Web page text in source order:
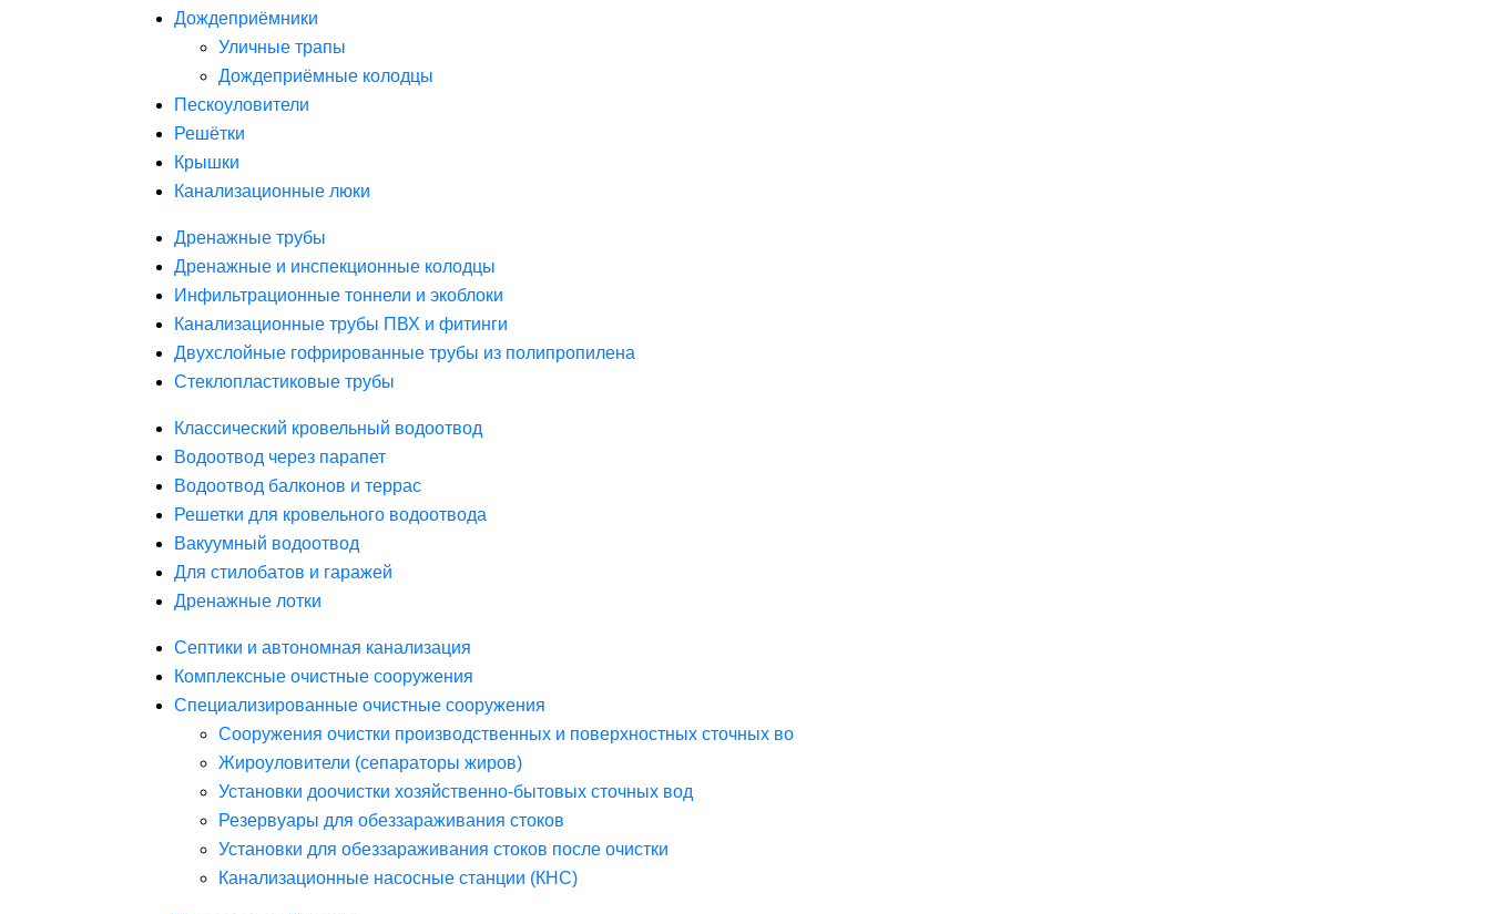
Дождеприёмники
Уличные трапы
Дождеприёмные колодцы
Пескоуловители
Решётки
Крышки
Канализационные люки
Дренажные трубы
Дренажные и инспекционные колодцы
Инфильтрационные тоннели и экоблоки
Канализационные трубы ПВХ и фитинги
Двухслойные гофрированные трубы из полипропилена
Стеклопластиковые трубы
Классический кровельный водоотвод
Водоотвод через парапет
Водоотвод балконов и террас
Решетки для кровельного водоотвода
Вакуумный водоотвод
Для стилобатов и гаражей
Дренажные лотки
Септики и автономная канализация
Комплексные очистные сооружения
Специализированные очистные сооружения
Сооружения очистки производственных и поверхностных сточных во
Жироуловители (сепараторы жиров)
Установки доочистки хозяйственно-бытовых сточных вод
Резервуары для обеззараживания стоков
Установки для обеззараживания стоков после очистки
Канализационные насосные станции (КНС)